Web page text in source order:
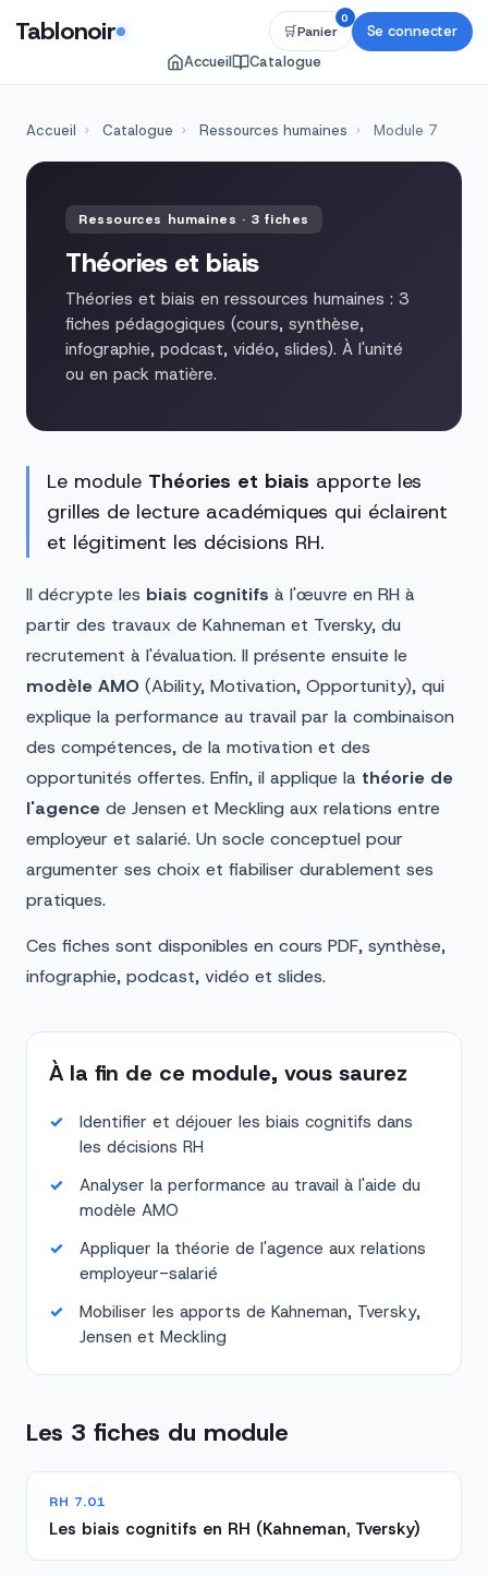
Tablonoir
Accueil Catalogue
🛒Panier
0
Se connecter
Accueil › Catalogue › Ressources humaines › Module 7
Ressources humaines · 3 fiches
Théories et biais
Théories et biais en ressources humaines : 3
fiches pédagogiques (cours, synthèse,
infographie, podcast, vidéo, slides). À l'unité
ou en pack matière.
Le module Théories et biais apporte les
grilles de lecture académiques qui éclairent
et légitiment les décisions RH.
Il décrypte les biais cognitifs à l'œuvre en RH à
partir des travaux de Kahneman et Tversky, du
recrutement à l'évaluation. Il présente ensuite le
modèle AMO (Ability, Motivation, Opportunity), qui
explique la performance au travail par la combinaison
des compétences, de la motivation et des
opportunités offertes. Enfin, il applique la théorie de
l'agence de Jensen et Meckling aux relations entre
employeur et salarié. Un socle conceptuel pour
argumenter ses choix et fiabiliser durablement ses
pratiques.
Ces fiches sont disponibles en cours PDF, synthèse,
infographie, podcast, vidéo et slides.
À la fin de ce module, vous saurez
Identifier et déjouer les biais cognitifs dans
les décisions RH
Analyser la performance au travail à l'aide du
modèle AMO
Appliquer la théorie de l'agence aux relations
employeur-salarié
Mobiliser les apports de Kahneman, Tversky,
Jensen et Meckling
Les 3 fiches du module
RH 7.01
Les biais cognitifs en RH (Kahneman, Tversky)